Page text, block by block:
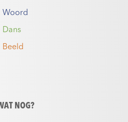
Woord
Dans
Beeld
NOG?